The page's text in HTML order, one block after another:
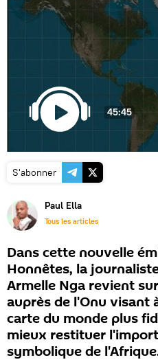
45:45
S'abonner
Paul Ella
Tous les articles
Dans cette nouvelle
Honnêtes, la
Armelle Nga revient
auprès de l'Onu visant
carte du monde plus
mieux restituer
symbolique de